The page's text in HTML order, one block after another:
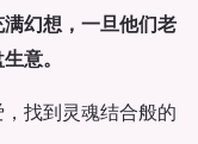
幻想，一旦他们老
意。
找到灵魂结合般的